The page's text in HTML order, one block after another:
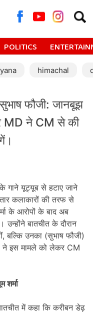
for:
POLITICS
himachal
फौजी: जानबूझ
MD ने CM से की
के गाने यूट्यूब से हटाए जाने
कलाकारों की तरफ से
के आरोपों के बाद अब
उन्होंने बातचीत के दौरान
बल्कि उनका (सुभाष फौजी)
ने इस मामले को लेकर CM
शर्मा
में कहा कि करीबन डेढ़